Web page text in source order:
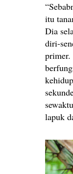
itu
Dia
diri-
lapuk